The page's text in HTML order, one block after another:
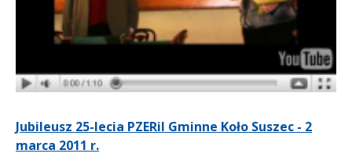
Jubileusz 25-lecia PZERiI Gminne Koło Suszec - 2
marca 2011 r.